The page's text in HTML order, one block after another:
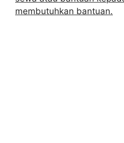
membutuhkan bantuan.